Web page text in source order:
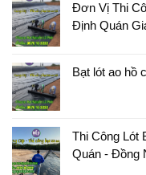
Đơn Vị Thi
Định Quán
Bạt lót ao hồ
Thi Công Lót
Quán - Đồng